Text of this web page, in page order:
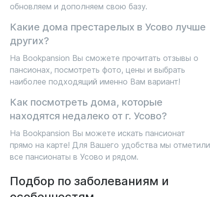
обновляем и дополняем свою базу.
Какие дома престарелых в Усово лучше
других?
На Bookpansion Вы сможете прочитать отзывы о
пансионах, посмотреть фото, цены и выбрать
наиболее подходящий именно Вам вариант!
Как посмотреть дома, которые
находятся недалеко от г. Усово?
На Bookpansion Вы можете искать пансионат
прямо на карте! Для Вашего удобства мы отметили
все пансионаты в Усово и рядом.
Подбор по заболеваниям и